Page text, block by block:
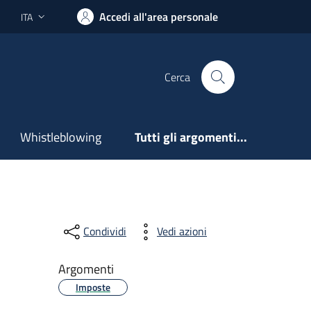
Lingua attiva:
ITA Accedi all'area personale
Cerca
Whistleblowing Tutti gli argomenti...
Condividi Vedi azioni
Argomenti
Imposte